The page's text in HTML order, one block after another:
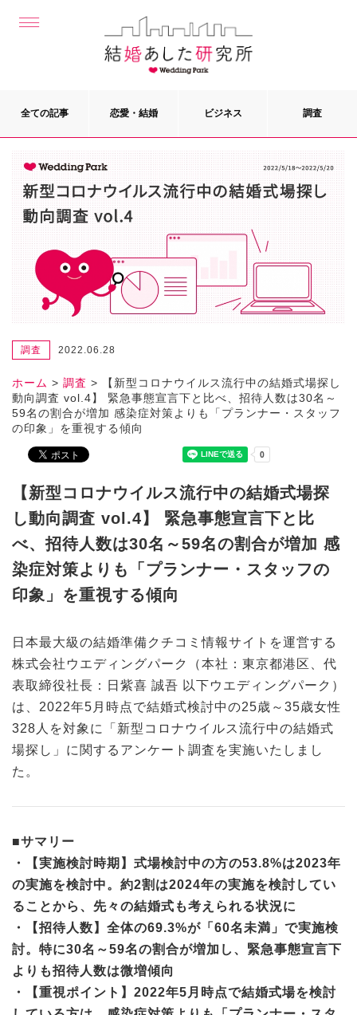
全ての記事 恋愛・結婚 ビジネス 調査
調査 2022.06.28
ホーム > 調査 >
【新型コロナウイルス流行中の結婚式場探し
動向調査 vol.4】 緊急事態宣言下と比べ、招待人数は30名～
59名の割合が増加 感染症対策よりも「プランナー・スタッフ
の印象」を重視する傾向
【新型コロナウイルス流行中の結婚式場探
し動向調査 vol.4】 緊急事態宣言下と比
べ、招待人数は30名～59名の割合が増加 感
染症対策よりも「プランナー・スタッフの
印象」を重視する傾向
日本最大級の結婚準備クチコミ情報サイトを運営する
株式会社ウエディングパーク（本社：東京都港区、代
表取締役社長：日紫喜 誠吾 以下ウエディングパーク）
は、2022年5月時点で結婚式検討中の25歳～35歳女性
328人を対象に「新型コロナウイルス流行中の結婚式
場探し」に関するアンケート調査を実施いたしまし
た。
■サマリー
・【実施検討時期】式場検討中の方の53.8%は2023年
の実施を検討中。約2割は2024年の実施を検討してい
ることから、先々の結婚式も考えられる状況に
・【招待人数】全体の69.3%が「60名未満」で実施検
討。特に30名～59名の割合が増加し、緊急事態宣言下
よりも招待人数は微増傾向
・【重視ポイント】2022年5月時点で結婚式場を検討